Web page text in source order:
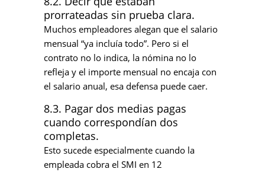
prorrateadas sin prueba clara.
Muchos empleadores alegan que el salario
mensual “ya incluía todo”. Pero si el
contrato no lo indica, la nómina no lo
refleja y el importe mensual no encaja con
el salario anual, esa defensa puede caer.
8.3. Pagar dos medias pagas
cuando correspondían dos
completas.
Esto sucede especialmente cuando la
empleada cobra el SMI en 12